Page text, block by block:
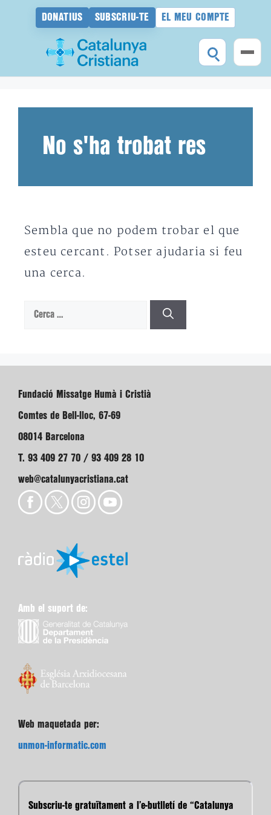
DONATIUS SUBSCRIU-TE EL MEU COMPTE
No s'ha trobat res
Sembla que no podem trobar el que
esteu cercant. Potser ajudaria si feu
una cerca.
Cerca:
Fundació Missatge Humà i Cristià
Comtes de Bell-lloc, 67-69
08014 Barcelona
T. 93 409 27 70 / 93 409 28 10
web@catalunyacristiana.cat
Amb el suport de:
Web maquetada per:
unmon-informatic.com
Subscriu-te gratuïtament a l’e-butlletí de “Catalunya